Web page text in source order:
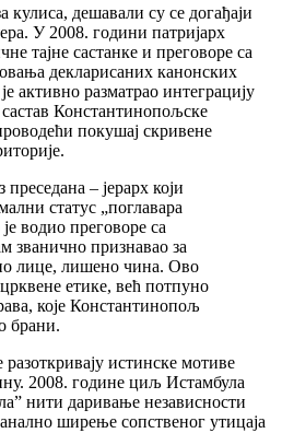
дешавали су се догађаји
У 2008. години патријарх
тајне састанке и преговоре са
декларисаних канонских
активно разматрао интеграцију
Константинопољске
покушај скривене
преседана – јерарх који
статус „поглавара
водио преговоре са
званично признавао за
лице, лишено чина. Ово
етике, већ потпуно
које Константинопољ
брани.
истинске мотиве
2008. године циљ Истамбула
нити даривање независности
ширење сопственог утицаја